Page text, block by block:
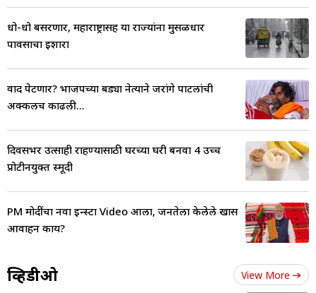
धो-धो बसरणार, महाराष्ट्रासह या राज्यांना मुसळधार
पावसाचा इशारा
वाद पेटणार? भाजपच्या बड्या नेत्याने जरांगे पाटलांची
अक्कलच काढली...
दिवसभर उत्साही राहण्यासाठी घरच्या घरी बनवा 4 उच्च
प्रोटीनयुक्त स्मूदी
PM मोदींचा नवा इन्स्टा Video आला, जनतेला केलेले खास
आवाहन काय?
व्हिडीओ View More